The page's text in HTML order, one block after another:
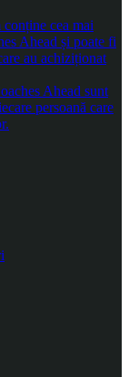
conține cea mai
Ahead și poate fi
au achiziționat
Ahead sunt
persoană care